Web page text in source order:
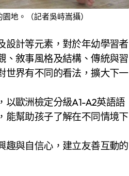
地。（記者吳峙嵩攝）
設計等元素，對於年幼學習者
、敘事風格及結構、傳統與習
世界有不同的看法，擴大下一
以歐洲檢定分級A1-A2英語語
能幫助孩子了解在不同情境下
趣與自信心，建立友善互動的